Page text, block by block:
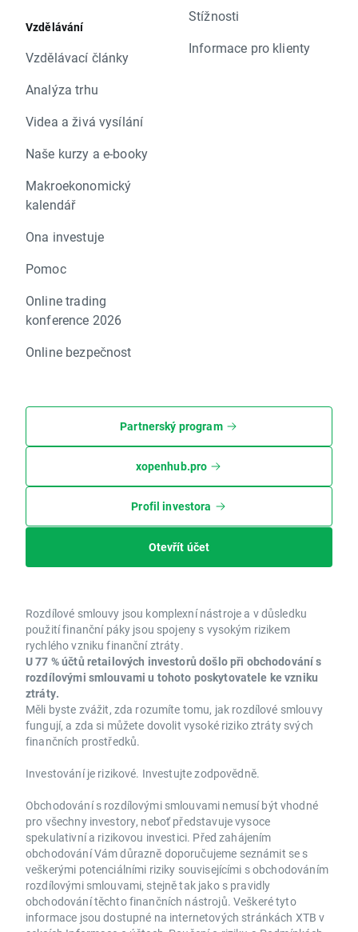
Vzdělávání
Vzdělávací články
Analýza trhu
Videa a živá vysílání
Naše kurzy a e-booky
Makroekonomický
kalendář
Ona investuje
Pomoc
Online trading
konference 2026
Online bezpečnost
Stížnosti
Informace pro klienty
Partnerský program
xopenhub.pro
Profil investora
Otevřít účet
Rozdílové smlouvy jsou komplexní nástroje a v důsledku
použití finanční páky jsou spojeny s vysokým rizikem
rychlého vzniku finanční ztráty.
U 77 % účtů retailových investorů došlo při obchodování s
rozdílovými smlouvami u tohoto poskytovatele ke vzniku
ztráty.
Měli byste zvážit, zda rozumíte tomu, jak rozdílové smlouvy
fungují, a zda si můžete dovolit vysoké riziko ztráty svých
finančních prostředků.
Investování je rizikové. Investujte zodpovědně.
Obchodování s rozdílovými smlouvami nemusí být vhodné
pro všechny investory, neboť představuje vysoce
spekulativní a rizikovou investici. Před zahájením
obchodování Vám důrazně doporučujeme seznámit se s
veškerými potenciálními riziky souvisejícími s obchodováním
rozdílovými smlouvami, stejně tak jako s pravidly
obchodování těchto finančních nástrojů. Veškeré tyto
informace jsou dostupné na internetových stránkách XTB v